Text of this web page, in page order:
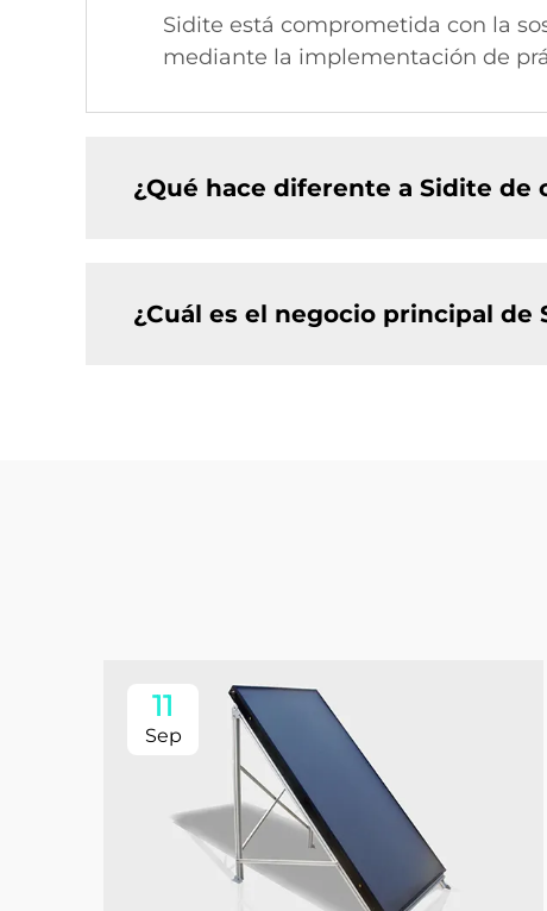
Sidite está comprometida con la
mediante la implementación de
¿Qué hace diferente a Sidite de
¿Cuál es el negocio principal
11
Sep